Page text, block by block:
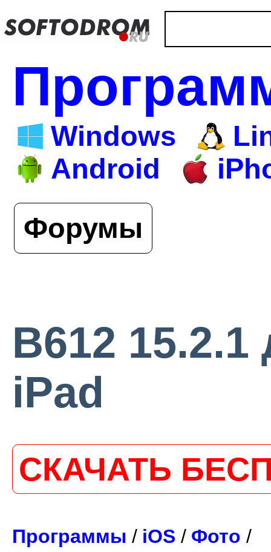
Windows
Android
Форумы
B612
iPad
СКАЧАТЬ
Программы / iOS / Фото /